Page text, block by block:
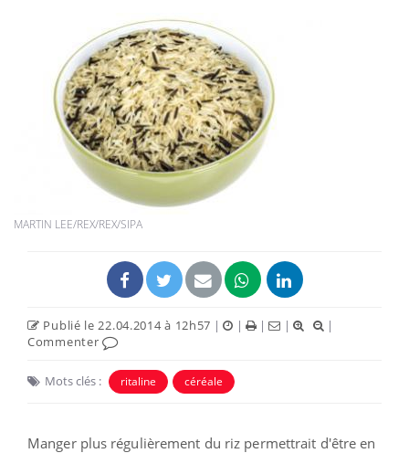
MARTIN LEE/REX/REX/SIPA
Publié le 22.04.2014 à 12h57 | | | |
|
Commenter
Mots clés : ritaline céréale
Manger plus régulièrement du riz permettrait d'être en